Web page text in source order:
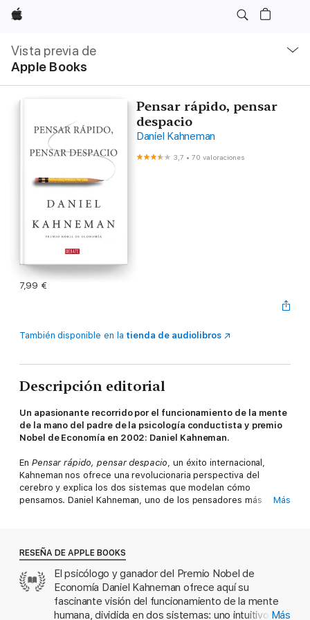
Apple
Vista previa de
Apple Books
local
Abrir
menú
Pensar rápido, pensar
despacio
Daniel Kahneman
3,7 •70 valoraciones
7,99 €
También disponible en la tienda de audiolibros
Descripción editorial
Un apasionante recorrido por el funcionamiento de la mente
de la mano del padre de la psicología conductista y premio
Nobel de Economía en 2002: Daniel Kahneman.
En Pensar rápido, pensar despacio , un éxito internacional,
Kahneman nos ofrece una revolucionaria perspectiva del
cerebro y explica los dos sistemas que modelan cómo
pensamos. Daniel Kahneman, uno de los pensadores más
impacto en campos tan diversos como la economía, la medicina
o la política, pero hasta ahora no había reunido la obra de su
vida en un libro.
En este libro Kahneman expone la extraordinaria capacidad (y
también los errores y los sesgos) del pensamiento rápido, y
Más
RESEÑA DE APPLE BOOKS
El psicólogo y ganador del Premio Nobel de
Economía Daniel Kahneman ofrece aquí su
fascinante visión del funcionamiento de la mente
humana, dividida en dos sistemas: uno intuitivo yMás